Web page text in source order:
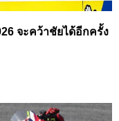
จะคว้าชัยได้อีกครั้ง